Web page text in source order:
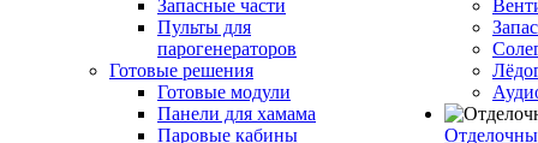
Запасные части
Пульты для
парогенераторов
Готовые решения
Готовые модули
Панели для хамама
Паровые кабины